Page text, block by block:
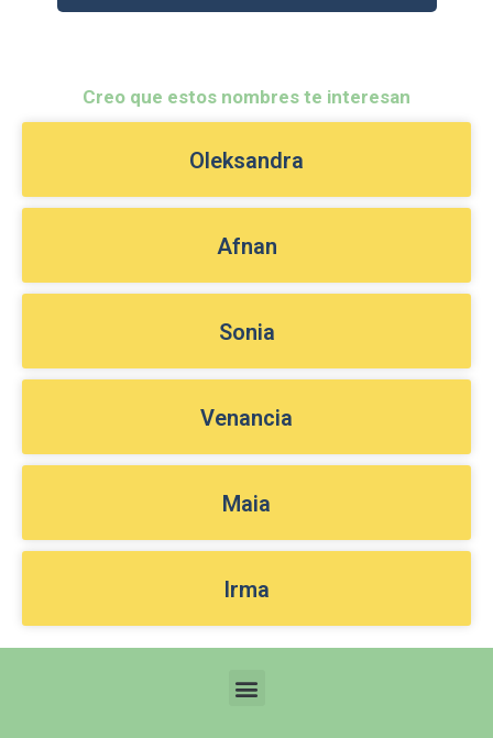
Creo que estos nombres te interesan
Oleksandra
Afnan
Sonia
Venancia
Maia
Irma